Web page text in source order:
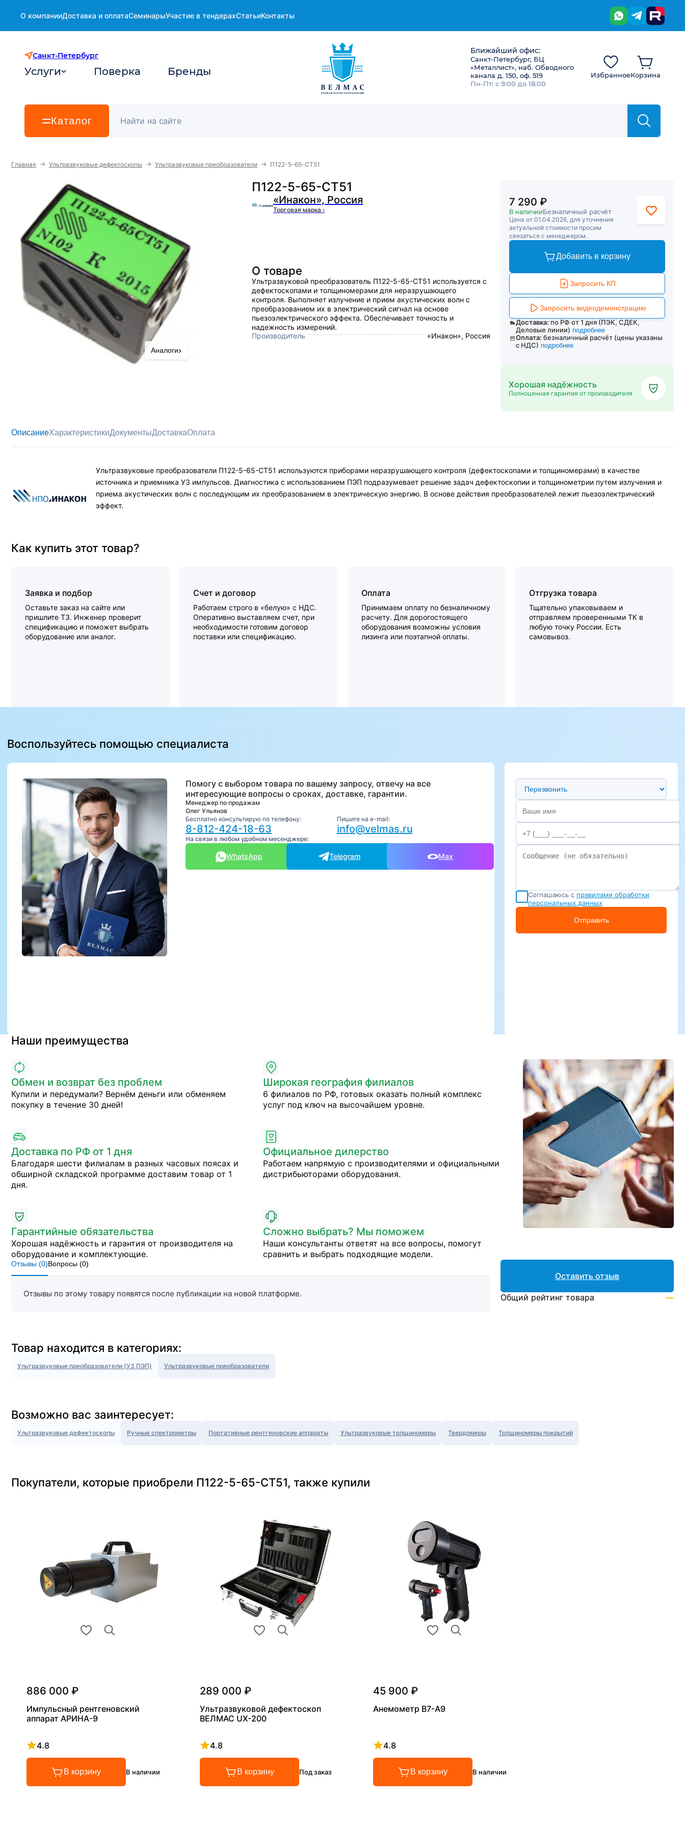
О компанииДоставка и оплатаСеминарыУчастие в тендерахСтатьиКонтакты
Санкт-Петербург
Услуги Поверка Бренды
Ближайший офис:
Санкт-Петербург, БЦ
«Металлист», наб. Обводного
канала д. 150, оф. 519
Пн-Пт: с 9:00 до 18:00
ИзбранноеКорзина
Каталог
Главная → Ультразвуковые дефектоскопы → Ультразвуковые преобразователи → П122-5-65-СТ51
П122-5-65-СТ51
«Инакон», Россия
Торговая марка ›
Аналоги›
О товаре
Ультразвуковой преобразователь П122-5-65-СТ51 используется с
дефектоскопами и толщиномерами для неразрушающего
контроля. Выполняет излучение и прием акустических волн с
преобразованием их в электрический сигнал на основе
пьезоэлектрического эффекта. Обеспечивает точность и
надежность измерений.
Производитель
«Инакон», Россия
7 290 ₽
В наличииБезналичный расчёт
Цена от 01.04.2026, для уточнения
актуальной стоимости просим
связаться с менеджером.
Добавить в корзину
Запросить КП
Запросить видеодемонстрацию
Доставка: по РФ от 1 дня (ПЭК, СДЕК,
Деловые линии) подробнее
Оплата: безналичный расчёт (цены указаны
с НДС) подробнее
Хорошая надёжность
Полноценная гарантия от производителя
ОписаниеХарактеристикиДокументыДоставкаОплата
Ультразвуковые преобразователи П122-5-65-СТ51 используются приборами неразрушающего контроля (дефектоскопами и толщиномерами) в качестве
источника и приемника УЗ импульсов. Диагностика с использованием ПЭП подразумевает решение задач дефектоскопии и толщинометрии путем излучения и
приема акустических волн с последующим их преобразованием в электрическую энергию. В основе действия преобразователей лежит пьезоэлектрический
эффект.
Как купить этот товар?
Заявка и подбор
Оставьте заказ на сайте или
пришлите ТЗ. Инженер проверит
спецификацию и поможет выбрать
оборудование или аналог.
Счет и договор
Работаем строго в «белую» с НДС.
Оперативно выставляем счет, при
необходимости готовим договор
поставки или спецификацию.
Оплата
Принимаем оплату по безналичному
расчету. Для дорогостоящего
оборудования возможны условия
лизинга или поэтапной оплаты.
Отгрузка товара
Тщательно упаковываем и
отправляем проверенными ТК в
любую точку России. Есть
самовывоз.
Воспользуйтесь помощью специалиста
Помогу с выбором товара по вашему запросу, отвечу на все
интересующие вопросы о сроках, доставке, гарантии.
Менеджер по продажам
Олег Ульянов
Бесплатно консультирую по телефону:
8-812-424-18-63
Пишите на e-mail:
info@velmas.ru
На связи в любом удобном месенджере:
WhatsApp Telegram Max
Предпочтительный способ связи
Соглашаюсь с правилами обработки
персональных данных
Отправить
Наши преимущества
Обмен и возврат без проблем
Купили и передумали? Вернём деньги или обменяем
покупку в течение 30 дней!
Широкая география филиалов
6 филиалов по РФ, готовых оказать полный комплекс
услуг под ключ на высочайшем уровне.
Доставка по РФ от 1 дня
Благодаря шести филиалам в разных часовых поясах и
обширной складской программе доставим товар от 1
дня.
Официальное дилерство
Работаем напрямую с производителями и официальными
дистрибьюторами оборудования.
Гарантийные обязательства
Хорошая надёжность и гарантия от производителя на
оборудование и комплектующие.
Сложно выбрать? Мы поможем
Наши консультанты ответят на все вопросы, помогут
сравнить и выбрать подходящие модели.
Отзывы (0)Вопросы (0)
Отзывы по этому товару появятся после публикации на новой платформе.
Оставить отзыв
Общий рейтинг товара —
Товар находится в категориях:
Ультразвуковые преобразователи (УЗ ПЭП) Ультразвуковые преобразователи
Возможно вас заинтересует:
Ультразвуковые дефектоскопы Ручные спектрометры Портативные рентгеновские аппараты Ультразвуковые толщиномеры Твердомеры Толщиномеры покрытий
Покупатели, которые приобрели П122-5-65-СТ51, также купили
886 000 ₽
Импульсный рентгеновский
аппарат АРИНА-9
4.8
Рейтинг 4.8 из 5
В корзину В наличии
289 000 ₽
Ультразвуковой дефектоскоп
ВЕЛМАС UX-200
4.8
Рейтинг 4.8 из 5
В корзину Под заказ
45 900 ₽
Анемометр В7-А9
4.8
Рейтинг 4.8 из 5
В корзину В наличии